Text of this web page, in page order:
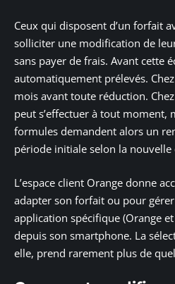
Ceux qui disposent d’un forfait
solliciter une modification de
sans payer de frais. Avant cette
automatiquement prélevés.
mois avant toute réduction.
peut s’effectuer à tout moment,
formules demandent alors un
période initiale selon la nouvelle
L’espace client Orange donne
adapter son forfait ou pour
application spécifique (Orange
depuis son smartphone. La
elle, prend rarement plus de